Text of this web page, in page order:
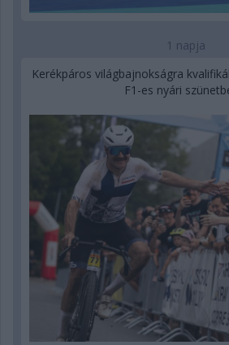
1 napja
Kerékpáros világbajnokságra
F1-es nyári